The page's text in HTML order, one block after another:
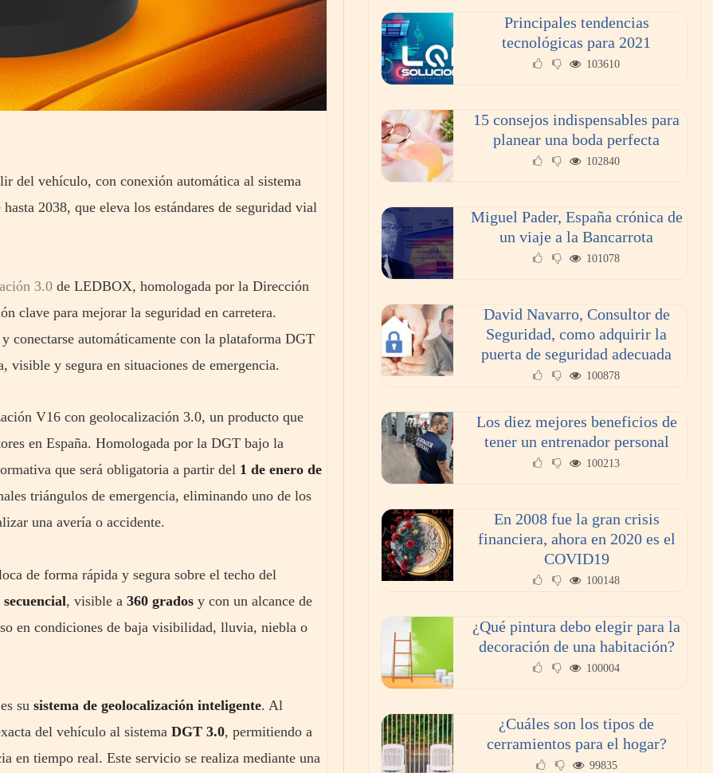
del vehículo, con conexión automática al sistema
2038, que eleva los estándares de seguridad vial
3.0 de LEDBOX, homologada por la Dirección
clave para mejorar la seguridad en carretera.
conectarse automáticamente con la plataforma DGT
visible y segura en situaciones de emergencia.
V16 con geolocalización 3.0, un producto que
en España. Homologada por la DGT bajo la
que será obligatoria a partir del 1 de enero de
triángulos de emergencia, eliminando uno de los
una avería o accidente.
de forma rápida y segura sobre el techo del
, visible a 360 grados y con un alcance de
en condiciones de baja visibilidad, lluvia, niebla o
su sistema de geolocalización inteligente. Al
del vehículo al sistema DGT 3.0, permitiendo a
en tiempo real. Este servicio se realiza mediante una
Principales tendencias
tecnológicas para 2021
103610
15 consejos indispensables para
planear una boda perfecta
102840
Miguel Pader, España crónica de
un viaje a la Bancarrota
101078
David Navarro, Consultor de
Seguridad, como adquirir la
puerta de seguridad adecuada
100878
Los diez mejores beneficios de
tener un entrenador personal
100213
En 2008 fue la gran crisis
financiera, ahora en 2020 es el
COVID19
100148
¿Qué pintura debo elegir para la
decoración de una habitación?
100004
¿Cuáles son los tipos de
cerramientos para el hogar?
99835